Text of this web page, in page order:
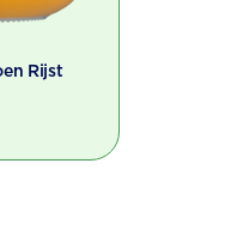
Rijst